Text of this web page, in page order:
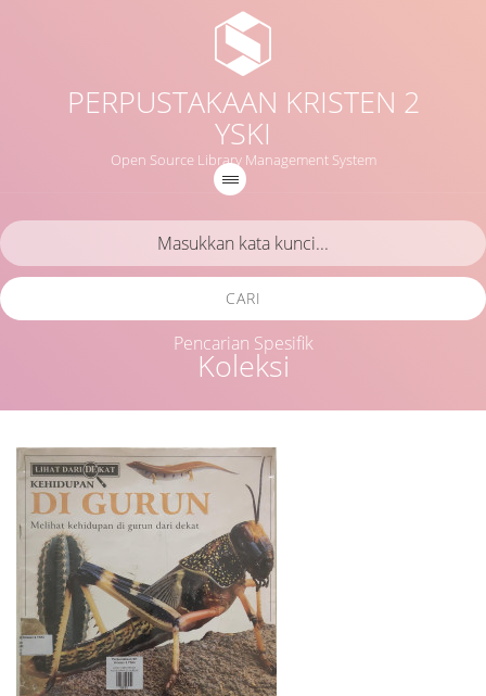
PERPUSTAKAAN KRISTEN 2
YSKI
Open Source Library Management System
Koleksi
CARI
Pencarian Spesifik